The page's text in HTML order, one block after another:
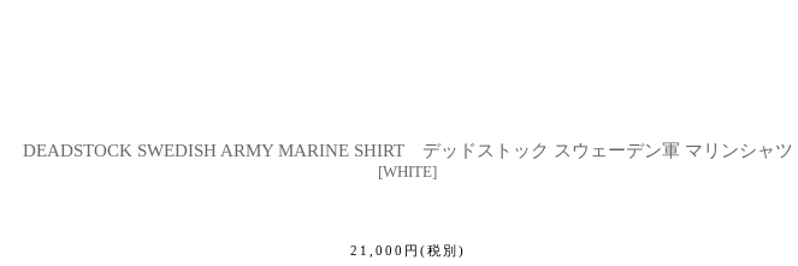
DEADSTOCK SWEDISH ARMY MARINE SHIRT デッドストック スウェーデン軍 マリンシャツ
[WHITE]
21,000 円 (税別)